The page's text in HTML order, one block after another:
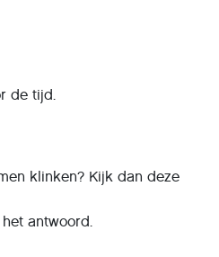
de tijd.
klinken? Kijk dan deze
antwoord.